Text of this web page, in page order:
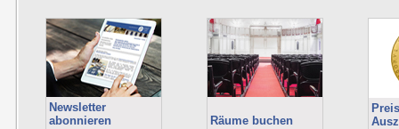
Newsletter
abonnieren
Räume buchen